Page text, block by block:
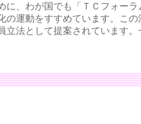
、わが国でも「ＴＣフォー
の運動をすすめています。こ
立法として提案されています